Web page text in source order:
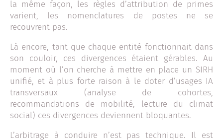
la même façon, les règles d’attribution de primes
varient, les nomenclatures de postes ne se
recouvrent pas.
Là encore, tant que chaque entité fonctionnait dans
son couloir, ces divergences étaient gérables. Au
moment où l’on cherche à mettre en place un SIRH
unifié, et à plus forte raison à le doter d’usages IA
transversaux (analyse de cohortes,
recommandations de mobilité, lecture du climat
social) ces divergences deviennent bloquantes.
L’arbitrage à conduire n’est pas technique. Il est